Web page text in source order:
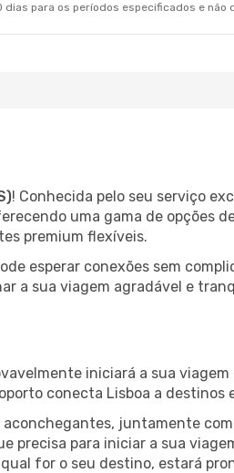
para os períodos especificados e
! Conhecida pelo seu serviço
uma gama de opções
premium flexíveis.
esperar conexões sem
a sua viagem agradável e
iniciará a sua
conecta Lisboa a destinos
juntamente
precisa para iniciar a sua
for o seu destino, estará